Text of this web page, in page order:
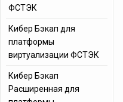
ФСТЭК
Кибер Бэкап для
платформы
виртуализации ФСТЭК
Кибер Бэкап
Расширенная для